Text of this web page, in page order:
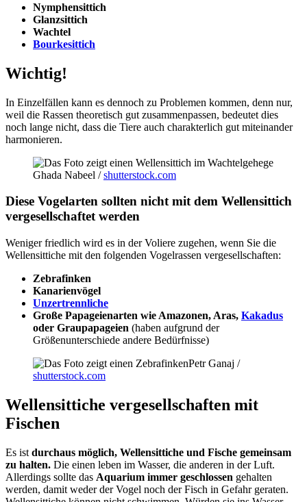
Nymphensittich
Glanzsittich
Wachtel
Bourkesittich
Wichtig!
In Einzelfällen kann es dennoch zu Problemen kommen, denn nur,
weil die Rassen theoretisch gut zusammenpassen, bedeutet dies
noch lange nicht, dass die Tiere auch charakterlich gut miteinander
harmonieren.
Ghada Nabeel /shutterstock.com
Diese Vogelarten sollten nicht mit dem Wellensittich
vergesellschaftet werden
Weniger friedlich wird es in der Voliere zugehen, wenn Sie die
Wellensittiche mit den folgenden Vogelrassen vergesellschaften:
Zebrafinken
Kanarienvögel
Unzertrennliche
Große Papageienarten wie Amazonen, Aras, Kakadus
oder Graupapageien (haben aufgrund der
Größenunterschiede andere Bedürfnisse)
Petr Ganaj /
shutterstock.com
Wellensittiche vergesellschaften mit
Fischen
Es ist durchaus möglich, Wellensittiche und Fische gemeinsam
zu halten. Die einen leben im Wasser, die anderen in der Luft.
Allerdings sollte das Aquarium immer geschlossen gehalten
werden, damit weder der Vogel noch der Fisch in Gefahr geraten.